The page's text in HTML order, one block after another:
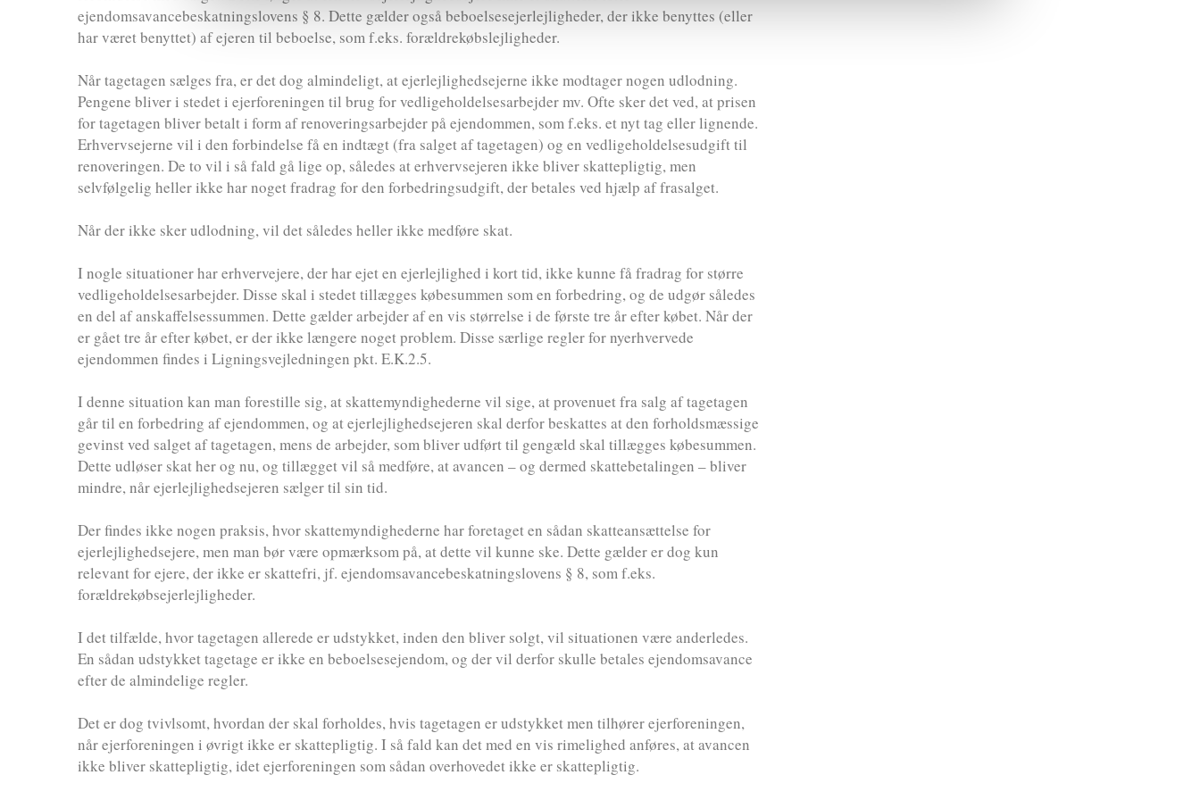
ejendomsavancebeskatningslovens § 8. Dette gælder også beboelsesejerlejligheder, der ikke benyttes (eller
har været benyttet) af ejeren til beboelse, som f.eks. forældrekøbslejligheder.
Når tagetagen sælges fra, er det dog almindeligt, at ejerlejlighedsejerne ikke modtager nogen udlodning.
Pengene bliver i stedet i ejerforeningen til brug for vedligeholdelsesarbejder mv. Ofte sker det ved, at prisen
for tagetagen bliver betalt i form af renoveringsarbejder på ejendommen, som f.eks. et nyt tag eller lignende.
Erhvervsejerne vil i den forbindelse få en indtægt (fra salget af tagetagen) og en vedligeholdelsesudgift til
renoveringen. De to vil i så fald gå lige op, således at erhvervsejeren ikke bliver skattepligtig, men
selvfølgelig heller ikke har noget fradrag for den forbedringsudgift, der betales ved hjælp af frasalget.
Når der ikke sker udlodning, vil det således heller ikke medføre skat.
I nogle situationer har erhvervejere, der har ejet en ejerlejlighed i kort tid, ikke kunne få fradrag for større
vedligeholdelsesarbejder. Disse skal i stedet tillægges købesummen som en forbedring, og de udgør således
en del af anskaffelsessummen. Dette gælder arbejder af en vis størrelse i de første tre år efter købet. Når der
er gået tre år efter købet, er der ikke længere noget problem. Disse særlige regler for nyerhvervede
ejendommen findes i Ligningsvejledningen pkt. E.K.2.5.
I denne situation kan man forestille sig, at skattemyndighederne vil sige, at provenuet fra salg af tagetagen
går til en forbedring af ejendommen, og at ejerlejlighedsejeren skal derfor beskattes at den forholdsmæssige
gevinst ved salget af tagetagen, mens de arbejder, som bliver udført til gengæld skal tillægges købesummen.
Dette udløser skat her og nu, og tillægget vil så medføre, at avancen – og dermed skattebetalingen – bliver
mindre, når ejerlejlighedsejeren sælger til sin tid.
Der findes ikke nogen praksis, hvor skattemyndighederne har foretaget en sådan skatteansættelse for
ejerlejlighedsejere, men man bør være opmærksom på, at dette vil kunne ske. Dette gælder er dog kun
relevant for ejere, der ikke er skattefri, jf. ejendomsavancebeskatningslovens § 8, som f.eks.
forældrekøbsejerlejligheder.
I det tilfælde, hvor tagetagen allerede er udstykket, inden den bliver solgt, vil situationen være anderledes.
En sådan udstykket tagetage er ikke en beboelsesejendom, og der vil derfor skulle betales ejendomsavance
efter de almindelige regler.
Det er dog tvivlsomt, hvordan der skal forholdes, hvis tagetagen er udstykket men tilhører ejerforeningen,
når ejerforeningen i øvrigt ikke er skattepligtig. I så fald kan det med en vis rimelighed anføres, at avancen
ikke bliver skattepligtig, idet ejerforeningen som sådan overhovedet ikke er skattepligtig.